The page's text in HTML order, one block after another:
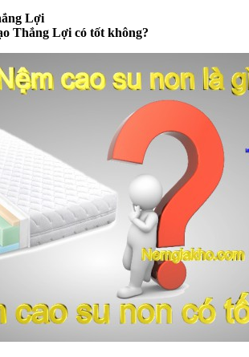
Lợi
Thắng Lợi có tốt không?